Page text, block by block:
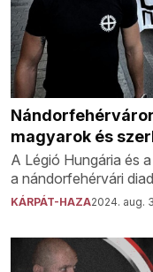
magyarok és
A Légió Hungária és
a nándorfehérvári
KÁRPÁT-HAZA2024. aug.